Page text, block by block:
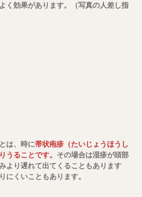
く効果があります。（写真の人差し指
は、時に帯状疱疹（たいじょうほうし
うることです。 その場合は湿疹が頭部
より遅れて出てくることもあります
にくいこともあります。